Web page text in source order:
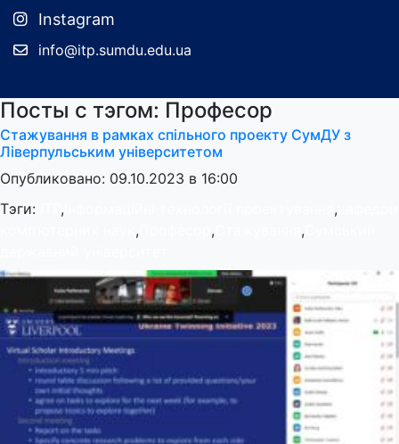
Instagram
info@itp.sumdu.edu.ua
Посты с тэгом: Професор
Стажування в рамках спільного проекту СумДУ з
Ліверпульським університетом
Опубликовано: 09.10.2023 в 16:00
Тэги:
, ,
, , ,